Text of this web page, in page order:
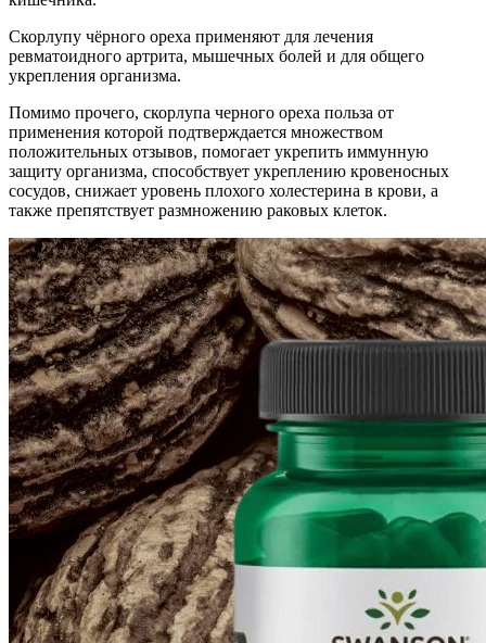
Скорлупу чёрного ореха применяют для лечения
ревматоидного артрита, мышечных болей и для общего
укрепления организма.
Помимо прочего, скорлупа черного ореха польза от
применения которой подтверждается множеством
положительных отзывов, помогает укрепить иммунную
защиту организма, способствует укреплению кровеносных
сосудов, снижает уровень плохого холестерина в крови, а
также препятствует размножению раковых клеток.